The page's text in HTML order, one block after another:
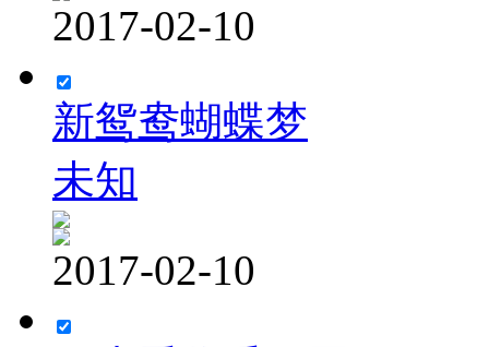
2017-02-10
新鸳鸯蝴蝶梦
未知
2017-02-10